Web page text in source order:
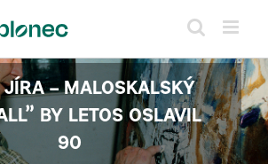
JÍRA – MALOSKALSKÝ
BY LETOS OSLAVIL
90